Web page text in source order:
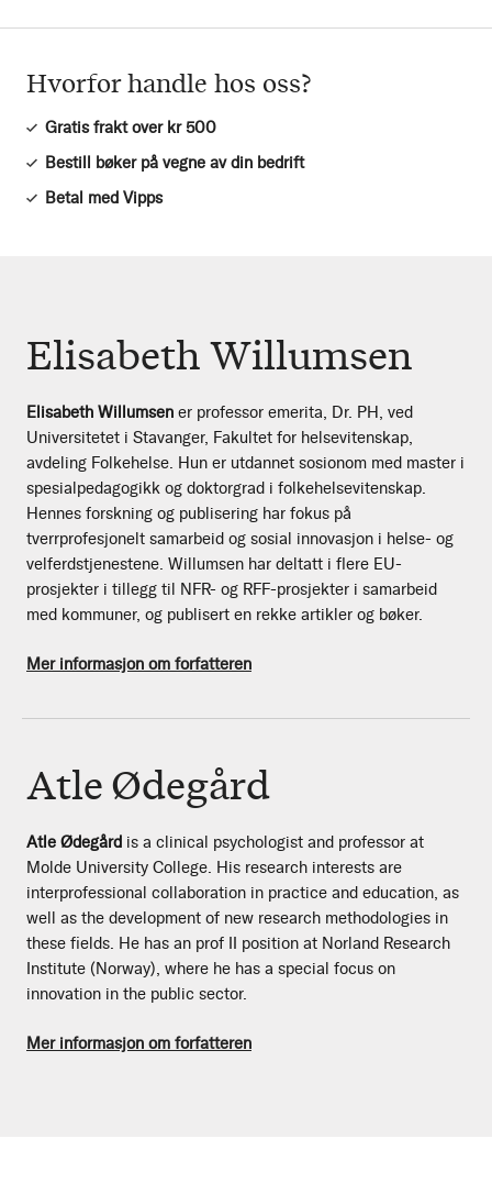
Hvorfor handle hos oss?
Gratis frakt over kr 500
Bestill bøker på vegne av din bedrift
Betal med Vipps
Elisabeth Willumsen
Elisabeth Willumsen er professor emerita, Dr. PH, ved
Universitetet i Stavanger, Fakultet for helsevitenskap,
avdeling Folkehelse. Hun er utdannet sosionom med master i
spesialpedagogikk og doktorgrad i folkehelsevitenskap.
Hennes forskning og publisering har fokus på
tverrprofesjonelt samarbeid og sosial innovasjon i helse- og
velferdstjenestene. Willumsen har deltatt i flere EU-
prosjekter i tillegg til NFR- og RFF-prosjekter i samarbeid
med kommuner, og publisert en rekke artikler og bøker.
Mer informasjon om forfatteren
Atle Ødegård
Atle Ødegård is a clinical psychologist and professor at
Molde University College. His research interests are
interprofessional collaboration in practice and education, as
well as the development of new research methodologies in
these fields. He has an prof II position at Norland Research
Institute (Norway), where he has a special focus on
innovation in the public sector.
Mer informasjon om forfatteren